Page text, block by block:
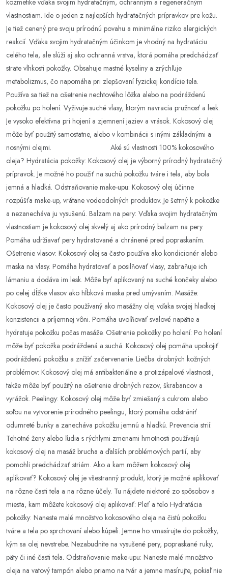
kozmetike vďaka svojim hydratačným, ochranným a regeneračným
vlastnostiam. Ide o jeden z najlepších hydratačných prípravkov pre kožu.
Je tiež cenený pre svoju prírodnú povahu a minimálne riziko alergických
reakcií. Vďaka svojim hydratačným účinkom je vhodný na hydratáciu
celého tela, ale slúži aj ako ochranná vrstva, ktorá pomáha predchádzať
strate vlhkosti pokožky. Obsahuje mastné kyseliny a zrýchľuje
metabolizmus, čo napomáha pri zlepšovaní fyzickej kondície tela.
Používa sa tiež na ošetrenie nechtového lôžka alebo na podráždenú
pokožku po holení. Vyživuje suché vlasy, ktorým navracia pružnosť a lesk.
Je vysoko efektívna pri hojení a zjemnení jaziev a vrások. Kokosový olej
môže byť použitý samostatne, alebo v kombinácii s inými základnými a
nosnými olejmi. Aké sú vlastnosti 100% kokosového
oleja? Hydratácia pokožky: Kokosový olej je výborný prírodný hydratačný
prípravok. Je možné ho použiť na suchú pokožku tváre i tela, aby bola
jemná a hladká. Odstraňovanie make-upu: Kokosový olej účinne
rozpúšťa make-up, vrátane vodeodolných produktov. Je šetrný k pokožke
a nezanecháva ju vysušenú. Balzam na pery: Vďaka svojim hydratačným
vlastnostiam je kokosový olej skvelý aj ako prírodný balzam na pery.
Pomáha udržiavať pery hydratované a chránené pred popraskaním.
Ošetrenie vlasov: Kokosový olej sa často používa ako kondicionér alebo
maska ​​na vlasy. Pomáha hydratovať a posilňovať vlasy, zabraňuje ich
lámaniu a dodáva im lesk. Môže byť aplikovaný na suché končeky alebo
po celej dĺžke vlasov ako hĺbková maska ​​pred umývaním. Masáže:
Kokosový olej je často používaný ako masážny olej vďaka svojej hladkej
konzistencii a príjemnej vôni. Pomáha uvoľňovať svalové napätie a
hydratuje pokožku počas masáže. Ošetrenie pokožky po holení: Po holení
môže byť pokožka podráždená a suchá. Kokosový olej pomáha upokojiť
podráždenú pokožku a znížiť začervenanie. Liečba drobných kožných
problémov: Kokosový olej má antibakteriálne a protizápalové vlastnosti,
takže môže byť použitý na ošetrenie drobných rezov, škrabancov a
vyrážok. Peelingy: Kokosový olej môže byť zmiešaný s cukrom alebo
soľou na vytvorenie prírodného peelingu, ktorý pomáha odstrániť
odumreté bunky a zanecháva pokožku jemnú a hladkú. Prevencia strií:
Tehotné ženy alebo ľudia s rýchlymi zmenami hmotnosti používajú
kokosový olej na masáž brucha a ďalších problémových partií, aby
pomohli predchádzať striám. Ako a kam môžem kokosový olej
aplikovať? Kokosový olej je všestranný produkt, ktorý je možné aplikovať
na rôzne časti tela a na rôzne účely. Tu nájdete niektoré zo spôsobov a
miesta, kam môžete kokosový olej aplikovať: Pleť a telo Hydratácia
pokožky: Naneste malé množstvo kokosového oleja na čistú pokožku
tváre a tela po sprchovaní alebo kúpeli. Jemne ho vmasírujte do pokožky,
kým sa olej nevstrebe. Nezabudnite na vysušené pery, popraskané ruky,
päty či iné časti tela. Odstraňovanie make-upu: Naneste malé množstvo
oleja na vatový tampón alebo priamo na tvár a jemne masírujte, pokiaľ nie